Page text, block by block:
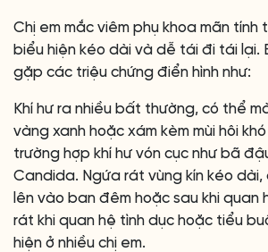
Chị em mắc viêm phụ khoa mãn tính
biểu hiện kéo dài và dễ tái đi tái lại.
gặp các triệu chứng điển hình như:
Khí hư ra nhiều bất thường, có thể
vàng xanh hoặc xám kèm mùi hôi
trường hợp khí hư vón cục như bã
Candida. Ngứa rát vùng kín kéo
lên vào ban đêm hoặc sau khi quan
rát khi quan hệ tình dục hoặc tiểu
hiện ở nhiều chị em.